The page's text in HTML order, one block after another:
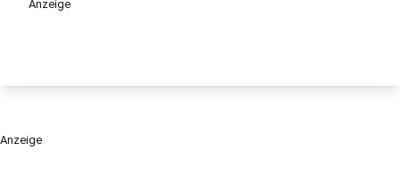
Anzeige
Anzeige